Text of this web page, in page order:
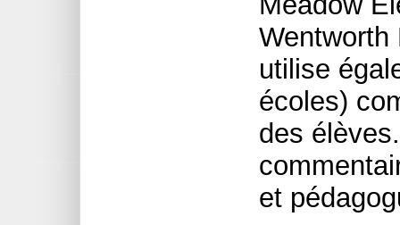
Wentworth
utilise
écoles)
des
et